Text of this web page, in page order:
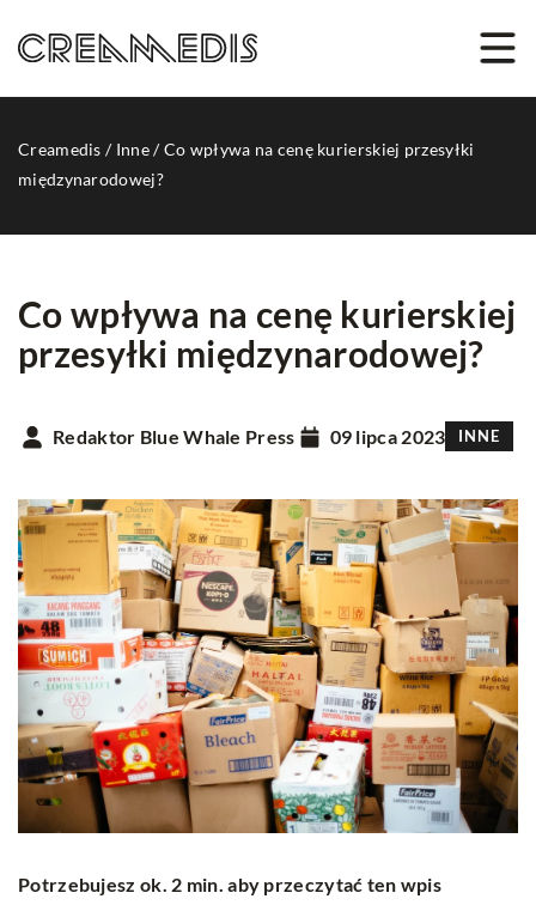
Creamedis / Inne/Co wpływa na cenę kurierskiej przesyłki
międzynarodowej?
Co wpływa na cenę kurierskiej
przesyłki międzynarodowej?
Redaktor Blue Whale Press 09 lipca 2023 INNE
Potrzebujesz ok. 2 min. aby przeczytać ten wpis